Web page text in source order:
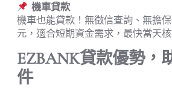
機車貸款
機車也能貸款！無徵信查詢、無擔
元，適合短期資金需求，最快當天核
EZBANK貸款優勢，
件